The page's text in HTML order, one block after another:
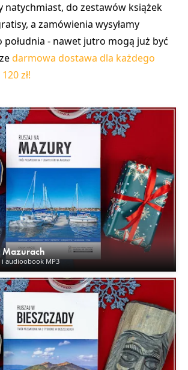
natychmiast, do zestawów książek
a zamówienia wysyłamy
południa - nawet jutro mogą już być
darmowa dostawa dla każdego
zł!
i audioobook MP3